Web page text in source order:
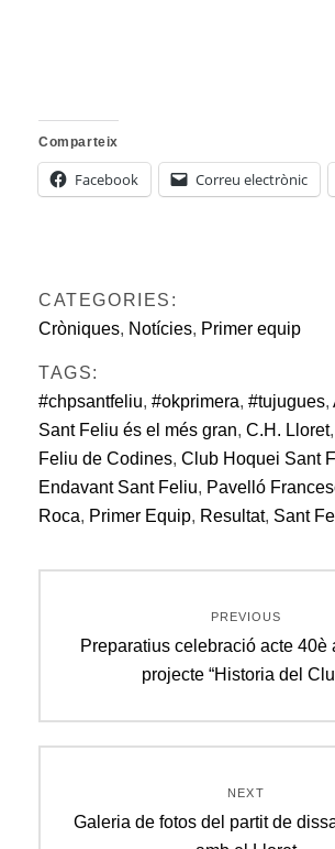
Comparteix
Facebook Correu electrònic
CATEGORIES:
Cròniques, Notícies, Primer equip
TAGS:
#chpsantfeliu, #okprimera, #tujugues,
Sant Feliu és el més gran, C.H. Lloret,
Feliu de Codines, Club Hoquei Sant
Endavant Sant Feliu, Pavelló
Roca, Primer Equip, Resultat, Sant
d'entrades
PREVIOUS
Previous
Preparatius celebració acte 40è
projecte “Historia del
NEXT
Next
Galeria de fotos del partit de